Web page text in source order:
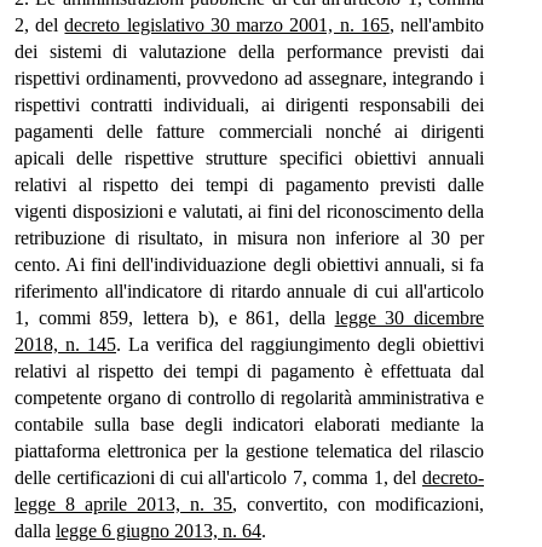
2, deldecreto legislativo 30 marzo 2001, n. 165, nell'ambito
dei sistemi di valutazione della performance previsti dai
rispettivi ordinamenti, provvedono ad assegnare, integrando i
rispettivi contratti individuali, ai dirigenti responsabili dei
pagamenti delle fatture commerciali nonché ai dirigenti
apicali delle rispettive strutture specifici obiettivi annuali
relativi al rispetto dei tempi di pagamento previsti dalle
vigenti disposizioni e valutati, ai fini del riconoscimento della
retribuzione di risultato, in misura non inferiore al 30 per
cento. Ai fini dell'individuazione degli obiettivi annuali, si fa
riferimento all'indicatore di ritardo annuale di cui all'articolo
1, commi 859, lettera b), e 861, della legge 30 dicembre
2018, n. 145. La verifica del raggiungimento degli obiettivi
relativi al rispetto dei tempi di pagamento è effettuata dal
competente organo di controllo di regolarità amministrativa e
contabile sulla base degli indicatori elaborati mediante la
piattaforma elettronica per la gestione telematica del rilascio
delle certificazioni di cui all'articolo 7, comma 1, del decreto-
legge 8 aprile 2013, n. 35, convertito, con modificazioni,
dalla legge 6 giugno 2013, n. 64.